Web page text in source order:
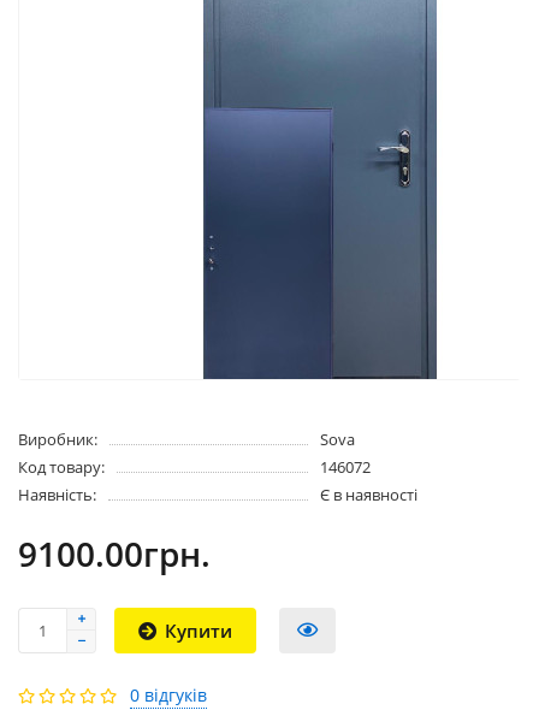
Виробник:
Sova
Код товару:
146072
Наявність:
Є в наявності
9100.00грн.
Купити
0 відгуків